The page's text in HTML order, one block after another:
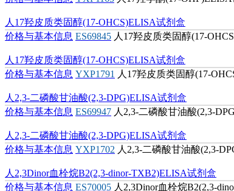
价格与基本信息 YXP1165 人17羟孕酮(17-
人17羟皮质类固醇(17-OHCS)ELISA试剂盒
人17羟皮质类固醇(17-OHCS)ELISA试剂盒
人2,3-二磷酸甘油酸(2,3-DPG)ELISA试剂盒
人2,3-二磷酸甘油酸(2,3-DPG)ELISA试剂盒